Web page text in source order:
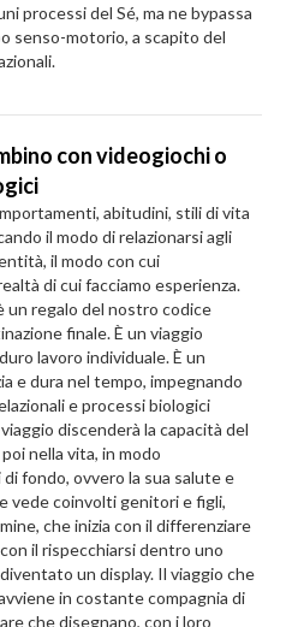
processi del Sé, ma ne bypassa
senso-motorio, a scapito del
con videogiochi o
abitudini, stili di vita
il modo di relazionarsi agli
il modo con cui
di cui facciamo esperienza.
un regalo del nostro codice
finale. È un viaggio
lavoro individuale. È un
e dura nel tempo, impegnando
e processi biologici
discenderà la capacità del
nella vita, in modo
fondo, ovvero la sua salute e
vede coinvolti genitori e figli,
che inizia con il differenziare
il rispecchiarsi dentro uno
un display. Il viaggio che
in costante compagnia di
che disegnano, con i loro